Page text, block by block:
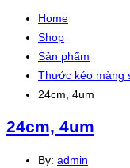
Home
Shop
Sản phẩm
Thước kéo màng
24cm, 4um
24cm, 4um
By: admin